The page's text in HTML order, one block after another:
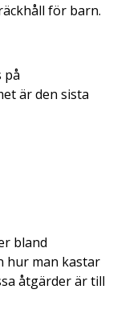
för barn.
på
är den sista
bland
hur man kastar
åtgärder är till